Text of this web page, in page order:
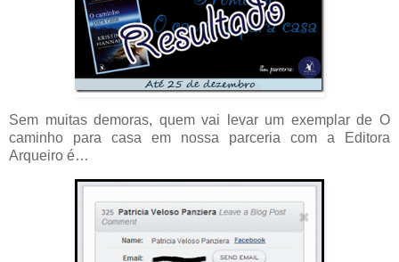
Sem muitas demoras, quem vai levar um exemplar de O
caminho para casa em nossa parceria com a Editora
Arqueiro é…